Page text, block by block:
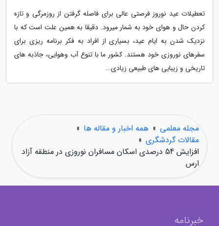
تعطیلات عید نوروز فرصتی عالی برای فاصله گرفتن از روزمرگی و تازه
کردن حال و هوای خود به شمار میرود. دقیقا به همین علت است که با
نزدیک شدن به ایام عید، بسیاری از افراد به فکر برنامه ریزی برای
سفرهای نوروزی خود هستند. کشور ما با تنوع آب وهوایی، جاذبه های
تاریخی و زیبایی های طبیعی زیادی...
مجله معلمی » همه اخبار و مقاله ها »
مقالات گردشگری »
افزایش 54 درصدی اسکان مسافران نوروزی در منطقه آزاد
ارس
خبرنامه